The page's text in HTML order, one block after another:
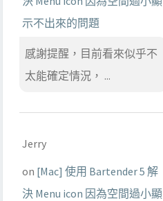
示不出來的問題
感謝提醒，目前看來似乎不
太能確定情況， ...
Jerry
on [Mac] 使用 Bartender 5 解
決 Menu icon 因為空間過小顯